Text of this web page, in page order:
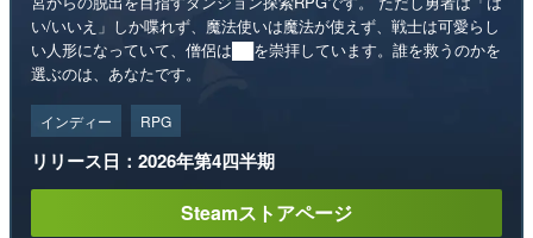
い/いいえ」しか喋れず、魔法使いは魔法が使えず、戦士は可愛らし
い人形になっていて、僧侶は██を崇拝しています。誰を救うのかを
選ぶのは、あなたです。
インディー RPG
リリース日：2026年第4四半期
Steamストアページ